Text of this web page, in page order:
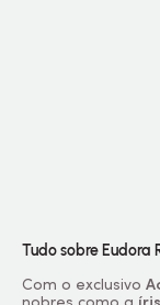
Tudo sobre Eudora
Com o exclusivo